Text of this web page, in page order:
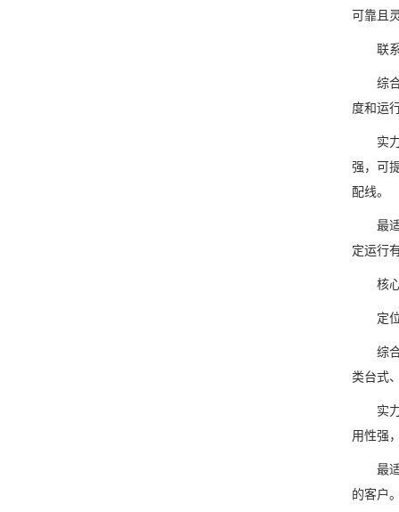
可靠且
联系
综合
度和运
实力
强，可
配线。
最适
定运行
核心
定位
综合
类台式
实力
用性强
最适
的客户。